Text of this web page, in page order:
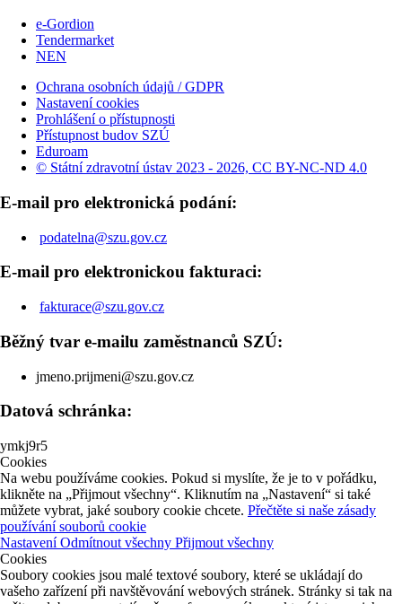
e-Gordion
Tendermarket
NEN
Ochrana osobních údajů / GDPR
Nastavení cookies
Prohlášení o přístupnosti
Přístupnost budov SZÚ
Eduroam
© Státní zdravotní ústav 2023 - 2026, CC BY-NC-ND 4.0
E-mail pro elektronická podání:
podatelna@szu.gov.cz
E-mail pro elektronickou fakturaci:
fakturace@szu.gov.cz
Běžný tvar e-mailu zaměstnanců SZÚ:
jmeno.prijmeni@szu.gov.cz
Datová schránka:
ymkj9r5
Cookies
Na webu používáme cookies. Pokud si myslíte, že je to v pořádku,
klikněte na „Přijmout všechny“. Kliknutím na „Nastavení“ si také
můžete vybrat, jaké soubory cookie chcete. Přečtěte si naše zásady
používání souborů cookie
NastaveníOdmítnout všechny Přijmout všechny
Cookies
Soubory cookies jsou malé textové soubory, které se ukládají do
vašeho zařízení při navštěvování webových stránek. Stránky si tak na